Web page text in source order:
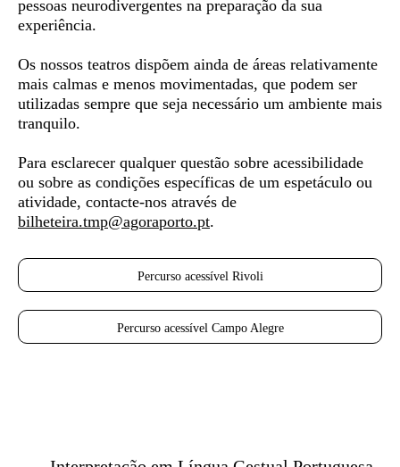
pessoas neurodivergentes na preparação da sua
experiência.
Os nossos teatros dispõem ainda de áreas relativamente
mais calmas e menos movimentadas, que podem ser
utilizadas sempre que seja necessário um ambiente mais
tranquilo.
Para esclarecer qualquer questão sobre acessibilidade
ou sobre as condições específicas de um espetáculo ou
atividade, contacte-nos através de
bilheteira.tmp@agoraporto.pt.
Percurso acessível Rivoli
Percurso acessível Campo Alegre